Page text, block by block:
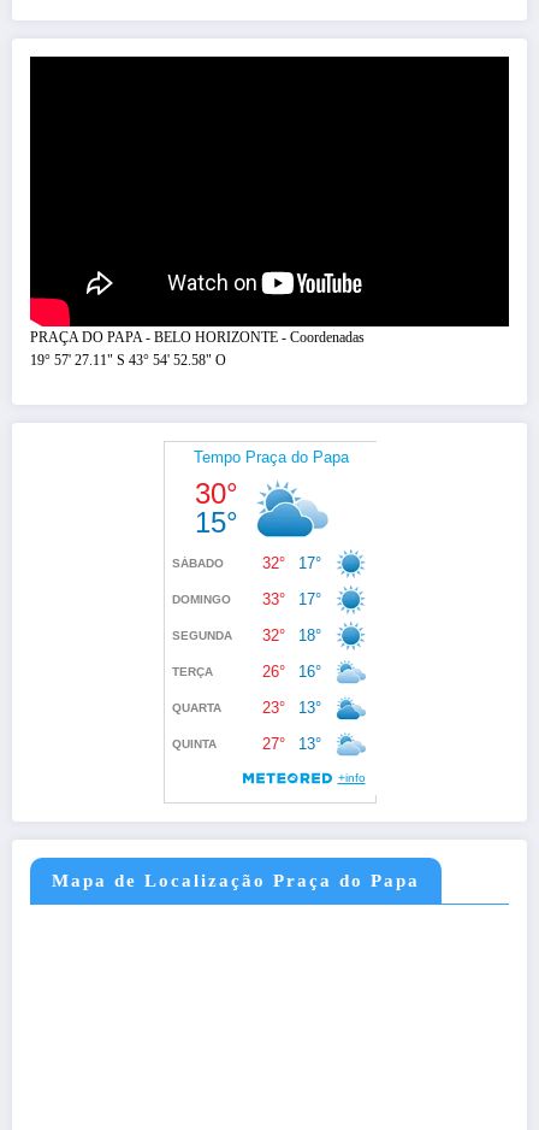
PRAÇA DO PAPA - BELO HORIZONTE - Coordenadas
19° 57' 27.11" S 43° 54' 52.58" O
Mapa de Localização Praça do Papa